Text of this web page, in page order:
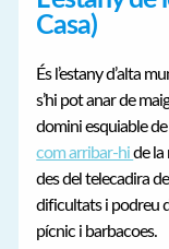
Casa)
És l’estany d’alta
s’hi pot anar de
domini esquiable
com arribar-hide la
des del telecadira
dificultats i podreu
pícnic i barbacoes.